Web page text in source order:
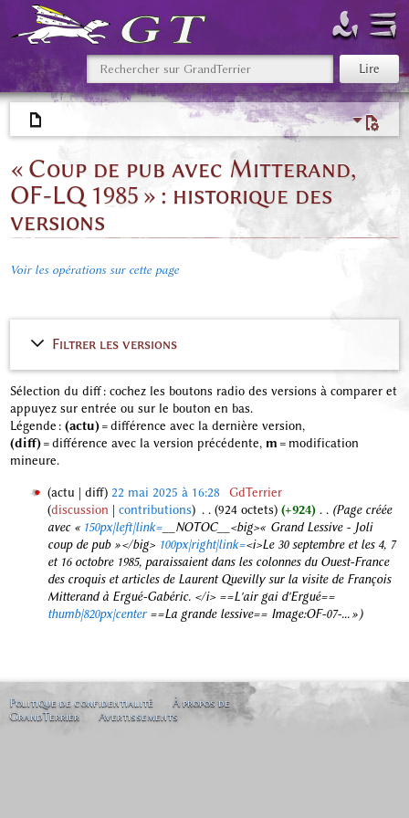
« Coup de pub avec Mitterand,
OF-LQ 1985 » : historique des
versions
Voir les opérations sur cette page
Filtrer les versions
Sélection du diff : cochez les boutons radio des versions à comparer et
appuyez sur entrée ou sur le bouton en bas.
Légende : (actu)= différence avec la dernière version,
(diff)= différence avec la version précédente, m = modification
mineure.
actu diff 22 mai 2025 à 16:28‎ GdTerrier
discussion
contributions 924 octets +924 ‎
Page créée
avec « 150px|left|link=__NOTOC__<big>« Grand Lessive - Joli
coup de pub »</big> 100px|right|link=<i>Le 30 septembre et les 4, 7
et 16 octobre 1985, paraissaient dans les colonnes du Ouest-France
des croquis et articles de Laurent Quevilly sur la visite de François
Mitterand à Ergué-Gabéric. </i> ==L'air gai d'Ergué==
thumb|820px|center==La grande lessive== Image:OF-07-... »
Politique de confidentialité
À propos de
GrandTerrier
Avertissements